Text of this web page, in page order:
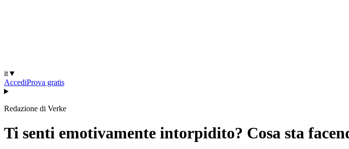
it▼
AccediProva gratis
Redazione di Verke
Ti senti emotivamente intorpidito? Cosa sta